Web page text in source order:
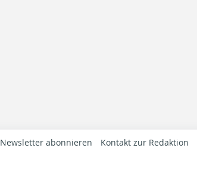
Newsletter abonnieren Kontakt zur Redaktion